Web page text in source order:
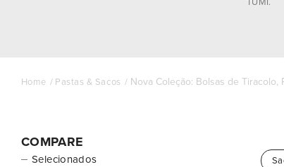
Home Pastas & Sacos Nova Coleção: Bolsas de Tiracolo,
COMPARE
Selecionados